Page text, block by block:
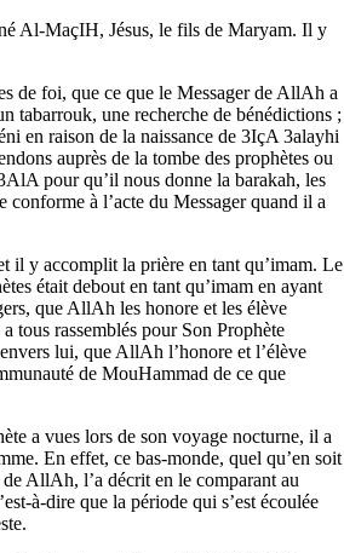
Al-MaçIH, Jésus, le fils de Maryam. Il y
de foi, que ce que le Messager de AllAh a
tabarrouk, une recherche de bénédictions ;
en raison de la naissance de 3IçA 3alayhi
auprès de la tombe des prophètes ou
pour qu’il nous donne la barakah, les
à l’acte du Messager quand il a
il y accomplit la prière en tant qu’imam. Le
était debout en tant qu’imam en ayant
que AllAh les honore et les élève
tous rassemblés pour Son Prophète
lui, que AllAh l’honore et l’élève
de MouHammad de ce que
a vues lors de son voyage nocturne, il a
En effet, ce bas-monde, quel qu’en soit
AllAh, l’a décrit en le comparant au
à-dire que la période qui s’est écoulée